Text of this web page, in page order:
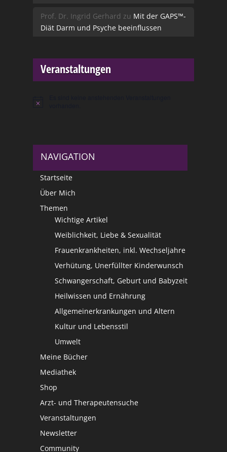
Prof. Dr. Ingrid Gerhard zu Mit der GAPS™-
Diät Darm und Psyche beeinflussen
Veranstaltungen
Hinweis
NAVIGATION
Startseite
Über Mich
Themen
Wichtige Artikel
Weiblichkeit, Liebe & Sexualität
Frauenkrankheiten, inkl. Wechseljahre
Verhütung, Unerfüllter Kinderwunsch
Schwangerschaft, Geburt und Babyzeit
Heilwissen und Ernährung
Allgemeinerkrankungen und Altern
Kultur und Lebensstil
Umwelt
Meine Bücher
Mediathek
Shop
Arzt- und Therapeutensuche
Veranstaltungen
Newsletter
Community